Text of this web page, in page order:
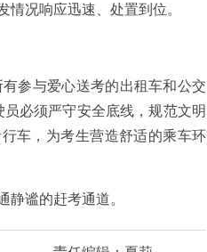
况响应迅速、处置到位。
参与爱心送考的出租车和公交
必须严守安全底线，规范文明
车，为考生营造舒适的乘车环
谧的赶考通道。